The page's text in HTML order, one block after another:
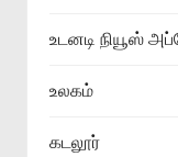
உடனடி நியூஸ்
உலகம்
கடலூர்